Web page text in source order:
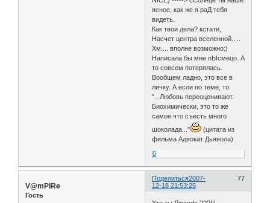
ясное, как же я раД тебя
видеть.
Как твои дела? кстати,
Насчет центра вселенной.....
Хм.... вполне возможно:)
Написала бы мне пЫсмецо. А
то совсем потерялась.
Вообщем ладно, это все в
личку. А если по теме, то
"...Любовь переоценивают.
Биохимически, это то же
самое что съесть много
шоколада..."
(цитата из
фильма Адвокат Дьявола)
0
Поделиться 77
2007-
12-18 21:53:25
V@mPIRe
Гость